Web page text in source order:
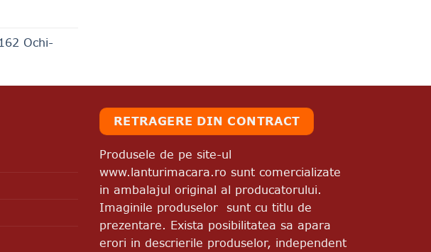
Ochi-
RETRAGERE DIN CONTRACT
Produsele de pe site-ul
www.lanturimacara.ro sunt comercializate
in ambalajul original al producatorului.
Imaginile produselor sunt cu titlu de
prezentare. Exista posibilitatea sa apara
erori in descrierile produselor, independent